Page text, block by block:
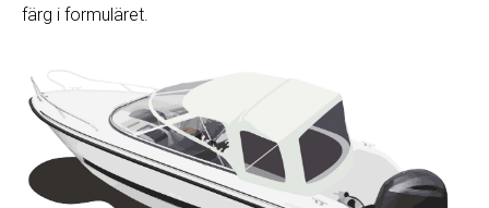
färg i formuläret.